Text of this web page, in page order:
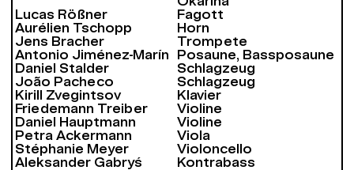
Lucas Rößner
Fagott
Aurélien Tschopp
Horn
Jens Bracher
Trompete
Antonio Jiménez-Marín
Posaune, Bassposaune
Daniel Stalder
Schlagzeug
João Pacheco
Schlagzeug
Kirill Zvegintsov
Klavier
Friedemann Treiber
Violine
Daniel Hauptmann
Violine
Petra Ackermann
Viola
Stéphanie Meyer
Violoncello
Aleksander Gabryś
Kontrabass